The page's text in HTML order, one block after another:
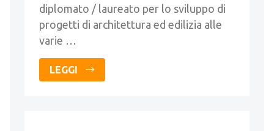
diplomato / laureato per lo sviluppo di
progetti di architettura ed edilizia alle
varie …
LEGGI